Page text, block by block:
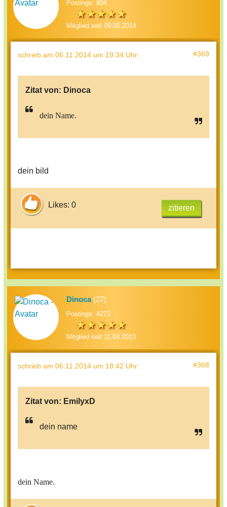
Postings: 804
Mitglied seit 09.06.2014
schrieb am 06.11.2014 um 19:34 Uhr: #369
Zitat von: Dinoca
dein Name.
dein bild
Likes: 0 zitieren
Dinoca(27)
Postings: 4272
Mitglied seit 11.04.2013
schrieb am 06.11.2014 um 18:42 Uhr: #368
Zitat von: EmilyxD
dein name
dein Name.